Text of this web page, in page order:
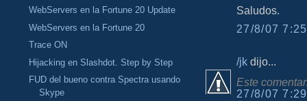
WebServers en la Fortune 20 Update
WebServers en la Fortune 20
Trace ON
Hijacking en Slashdot. Step by Step
FUD del bueno contra Spectra usando
Skype
Saludos.
27/8/07
/jk dijo...
Este
27/8/07